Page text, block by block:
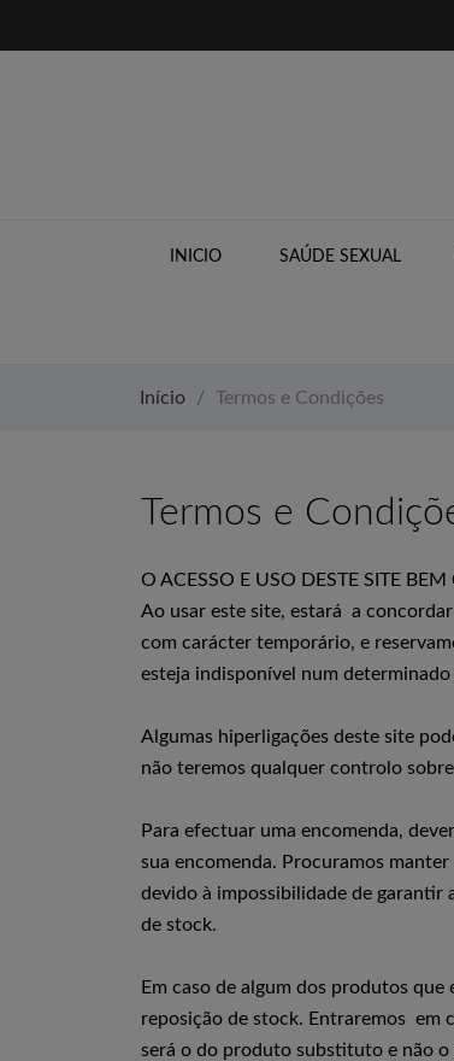
INICIO SAÚDE SEXUAL
Início Termos e Condições
Termos e
O ACESSO E USO DESTE SITE
Ao usar este site, estará a
com carácter temporário, e
esteja indisponível num
Algumas hiperligações deste site
não teremos qualquer controlo
Para efectuar uma encomenda,
sua encomenda. Procuramos
devido à impossibilidade de garantir
de stock.
Em caso de algum dos produtos
reposição de stock. Entraremos em
será o do produto substituto e não